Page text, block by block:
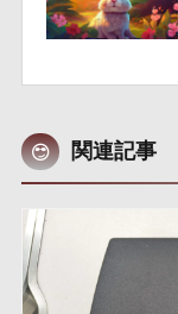
関連記事